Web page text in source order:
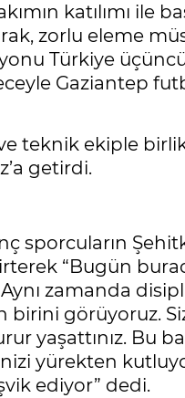
katılımı ile
zorlu eleme
Türkiye
Gaziantep
teknik ekiple
getirdi.
sporcuların
“Bugün
zamanda
görüyoruz.
yaşattınız. Bu
yürekten
ediyor” dedi.